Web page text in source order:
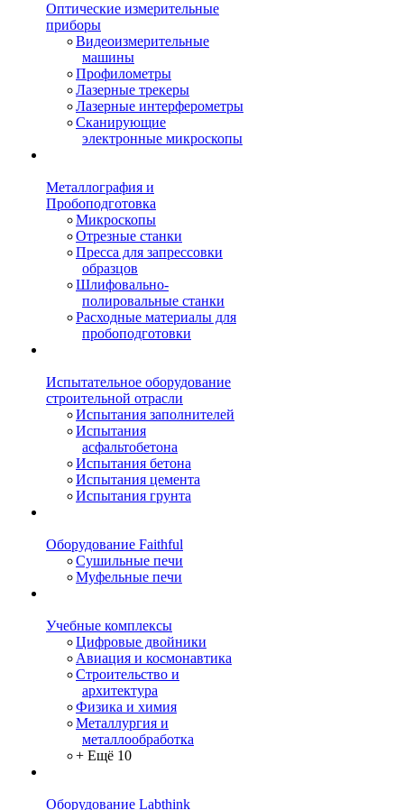
Оптические измерительные
приборы
Видеоизмерительные
машины
Профилометры
Лазерные трекеры
Лазерные интерферометры
Сканирующие
электронные микроскопы
Металлография и
Пробоподготовка
Микроскопы
Отрезные станки
Пресса для запрессовки
образцов
Шлифовально-
полировальные станки
Расходные материалы для
пробоподготовки
Испытательное оборудование
строительной отрасли
Испытания заполнителей
Испытания
асфальтобетона
Испытания бетона
Испытания цемента
Испытания грунта
Оборудование Faithful
Сушильные печи
Муфельные печи
Учебные комплексы
Цифровые двойники
Авиация и космонавтика
Строительство и
архитектура
Физика и химия
Металлургия и
металлообработка
+ Ещё 10
Оборудование Labthink